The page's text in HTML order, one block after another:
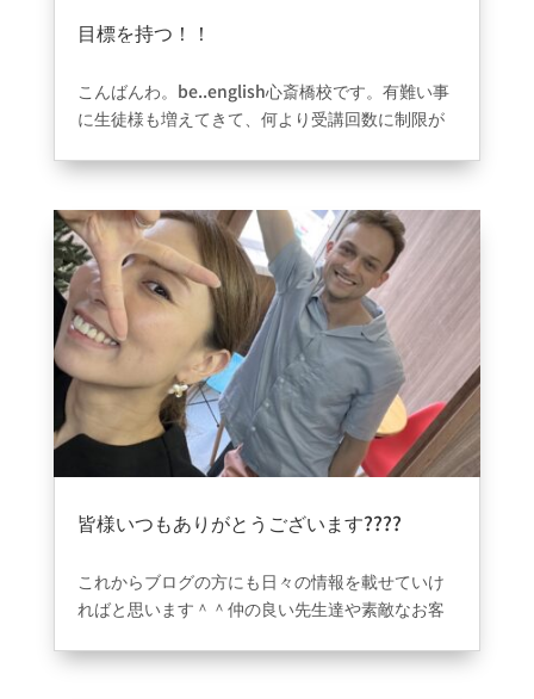
目標を持つ！！
こんばんわ。be..english心斎橋校です。有難い事
に生徒様も増えてきて、何より受講回数に制限が
留学へいかれたい、海外で稼いでみたい、海外旅
なりたいなど様々な目的でこられている人が沢山
いてます。1人で頑張れない時こそ先生と一緒に頑
張っていく、生徒様同士で頑張っていく！！小さ
い目標をなんでもいいから持つことが本当に大切
です！！モチベーションが上がらない時ほど思い
切って海外旅行の予約してみてくださいw雰囲気
や環境を整えるために初心者専門教室を作りまし
た。家族が無料になる制度も作りました。本気で
環境が1番大切とおもっているからこその今の教室
なので、目標を持ち一緒に頑張っていければこん
す！！チャレンジしましょう！！必ず前に進みま
皆様いつもありがとうございます????
これからブログの方にも日々の情報を載せていけ
ればと思います＾＾仲の良い先生達や素敵なお客
少しでも良い環境を作っていけるように日々努力